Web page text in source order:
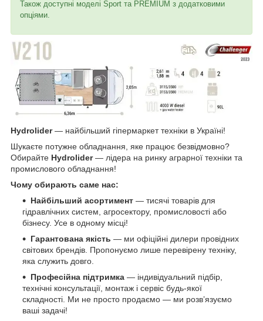
Також доступні моделі Sport та PREMIUM з додатковими
опціями.
Hydrolider— найбільший гіпермаркет техніки в Україні!
Шукаєте потужне обладнання, яке працює безвідмовно?
Обирайте Hydrolider— лідера на ринку аграрної техніки та
промислового обладнання!
Чому обирають саме нас:
Найбільший асортимент — тисячі товарів для
гідравлічних систем, агросектору, промисловості або
бізнесу. Усе в одному місці!
Гарантована якість — ми офіційні дилери провідних
світових брендів. Пропонуємо лише перевірену техніку,
яка служить довго.
Професійна підтримка — індивідуальний підбір,
технічні консультації, монтаж і сервіс будь-якої
складності. Ми не просто продаємо — ми розв’язуємо
ваші задачі!